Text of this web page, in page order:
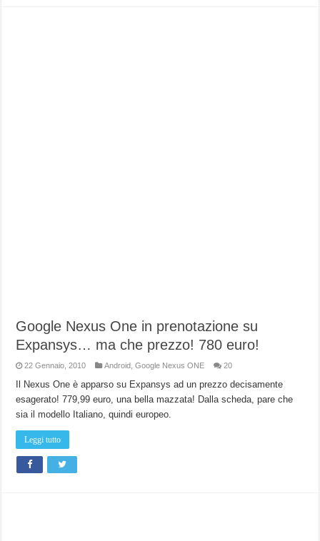
Google Nexus One in prenotazione su
Expansys… ma che prezzo! 780 euro!
22 Gennaio, 2010 Android ,Google Nexus ONE 20
Il Nexus One è apparso su Expansys ad un prezzo decisamente
esagerato! 779,99 euro, una bella mazzata! Dalla scheda, pare che
sia il modello Italiano, quindi europeo.
Leggi tutto